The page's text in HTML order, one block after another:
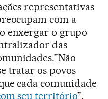
representativas
com a
enxergar o grupo
das
tratar os povos
cada comunidade
seu território”,